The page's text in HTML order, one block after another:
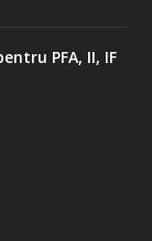
PFA, II, IF